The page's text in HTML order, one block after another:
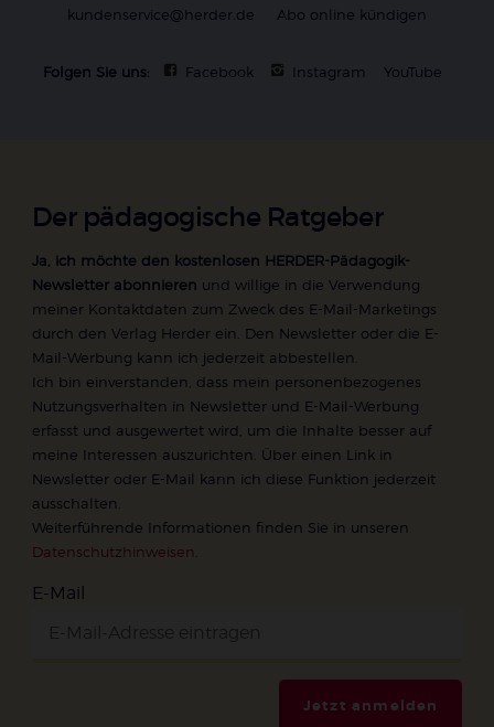
kundenservice@herder.de
Abo online kündigen
Folgen Sie uns: Facebook Instagram YouTube
Der pädagogische Ratgeber
Ja, ich möchte den kostenlosen HERDER-Pädagogik-
Newsletter abonnieren und willige in die Verwendung
meiner Kontaktdaten zum Zweck des E-Mail-Marketings
durch den Verlag Herder ein. Den Newsletter oder die E-
Mail-Werbung kann ich jederzeit abbestellen.
Ich bin einverstanden, dass mein personenbezogenes
Nutzungsverhalten in Newsletter und E-Mail-Werbung
erfasst und ausgewertet wird, um die Inhalte besser auf
meine Interessen auszurichten. Über einen Link in
Newsletter oder E-Mail kann ich diese Funktion jederzeit
ausschalten.
Weiterführende Informationen finden Sie in unseren
Datenschutzhinweisen.
E-Mail
Jetzt anmelden